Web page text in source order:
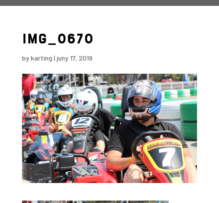
IMG_0670
bykarting | juny 17, 2019